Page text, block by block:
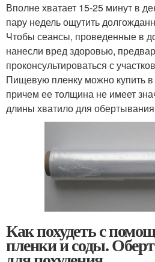
Вполне хватает 15-25 минут в
пару недель ощутить
Чтобы сеансы, проведенные в
нанесли вред здоровью,
проконсультироваться с
Пищевую пленку можно купить
причем ее толщина не имеет
длины хватило для
Как похудеть с
пленки и соды.